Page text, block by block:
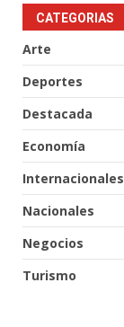
CATEGORIAS
Arte
Deportes
Destacada
Economía
Internacionales
Nacionales
Negocios
Turismo